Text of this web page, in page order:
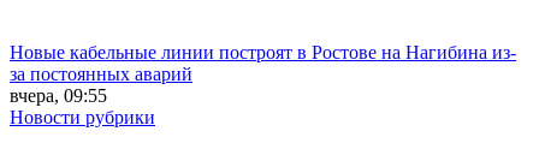
Новые кабельные линии построят в Ростове на Нагибина из-
за постоянных аварий
вчера, 09:55
Новости рубрики